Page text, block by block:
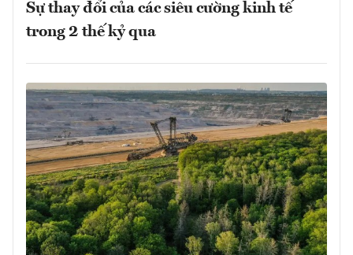
Sự thay đổi của các siêu cường kinh tế
trong 2 thế kỷ qua